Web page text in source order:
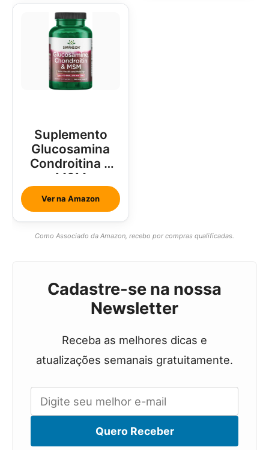
Suplemento
Glucosamina
Condroitina e
MSM
Ver na Amazon
Como Associado da Amazon, recebo por compras qualificadas.
Cadastre-se na nossa
Newsletter
Receba as melhores dicas e
atualizações semanais gratuitamente.
Quero Receber